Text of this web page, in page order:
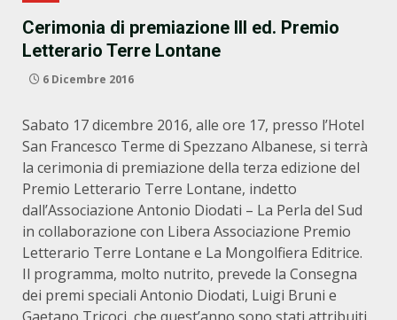
Cerimonia di premiazione III ed. Premio
Letterario Terre Lontane
6 Dicembre 2016
Sabato 17 dicembre 2016, alle ore 17, presso l’Hotel
San Francesco Terme di Spezzano Albanese, si terrà
la cerimonia di premiazione della terza edizione del
Premio Letterario Terre Lontane, indetto
dall’Associazione Antonio Diodati – La Perla del Sud
in collaborazione con Libera Associazione Premio
Letterario Terre Lontane e La Mongolfiera Editrice.
Il programma, molto nutrito, prevede la Consegna
dei premi speciali Antonio Diodati, Luigi Bruni e